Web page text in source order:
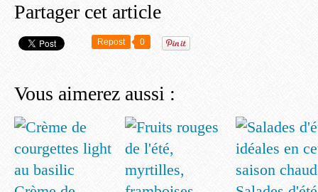
Partager cet article
Repost 0
Vous aimerez aussi :